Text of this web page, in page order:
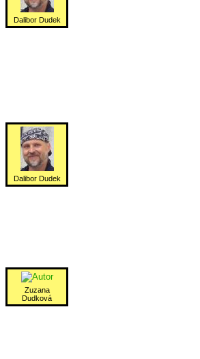
Dalibor Dudek
Dalibor Dudek
Zuzana
Dudková